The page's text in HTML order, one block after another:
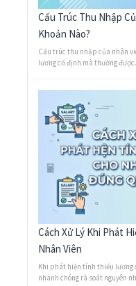
Cấu Trúc Thu Nhập
Khoản Nào?
Cấu trúc thu nhập của nhân
lương cố định mà thường
Cách Xử Lý Khi Phát
Nhân Viên
Khi phát hiện tính thiếu lương
nhanh chóng rà soát nguyên